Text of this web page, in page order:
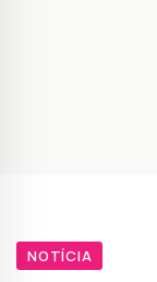
NOTÍCIA